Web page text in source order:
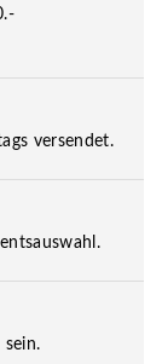
versendet.
sein.